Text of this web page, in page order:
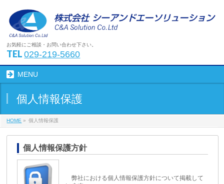
お気軽にご相談・お問い合わせ下さい。
TEL029-219-5660
MENU
個人情報保護
HOME » 個人情報保護
個人情報保護方針
弊社における個人情報保護方針について掲載して